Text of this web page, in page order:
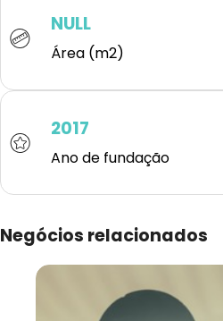
NULL
Área (m2)
2017
Ano de fundação
Negócios relacionados